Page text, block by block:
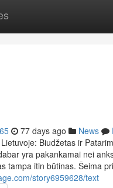
77 days ago News
Biudžetas ir
yra pakankamai nei
tampa itin būtinas. Šeima
story6959628/text